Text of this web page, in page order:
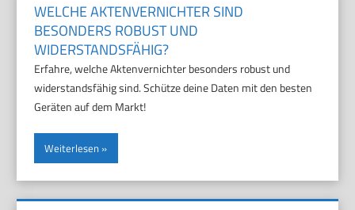
WELCHE AKTENVERNICHTER SIND
BESONDERS ROBUST UND
WIDERSTANDSFÄHIG?
Erfahre, welche Aktenvernichter besonders robust und
widerstandsfähig sind. Schütze deine Daten mit den besten
Geräten auf dem Markt!
Weiterlesen